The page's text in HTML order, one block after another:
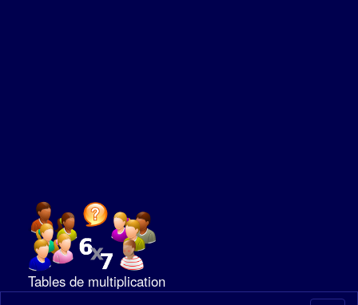
Tables de multiplication